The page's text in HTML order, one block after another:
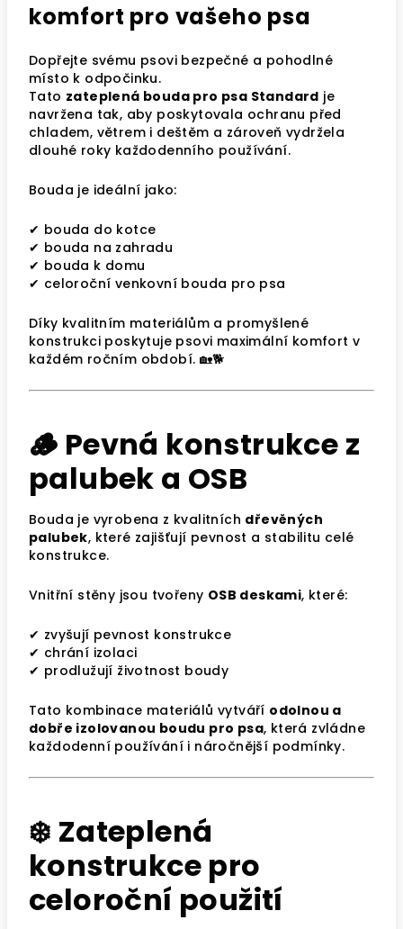
komfort pro vašeho psa
Dopřejte svému psovi bezpečné a pohodlné
místo k odpočinku.
Tato zateplená bouda pro psa Standard je
navržena tak, aby poskytovala ochranu před
chladem, větrem i deštěm a zároveň vydržela
dlouhé roky každodenního používání.
Bouda je ideální jako:
✔ bouda do kotce
✔ bouda na zahradu
✔ bouda k domu
✔ celoroční venkovní bouda pro psa
Díky kvalitním materiálům a promyšlené
konstrukci poskytuje psovi maximální komfort v
každém ročním období. 🏡🐕
🪵 Pevná konstrukce z
palubek a OSB
Bouda je vyrobena z kvalitních dřevěných
palubek, které zajišťují pevnost a stabilitu celé
konstrukce.
Vnitřní stěny jsou tvořeny OSB deskami, které:
✔ zvyšují pevnost konstrukce
✔ chrání izolaci
✔ prodlužují životnost boudy
Tato kombinace materiálů vytváří odolnou a
dobře izolovanou boudu pro psa, která zvládne
každodenní používání i náročnější podmínky.
❄️ Zateplená
konstrukce pro
celoroční použití